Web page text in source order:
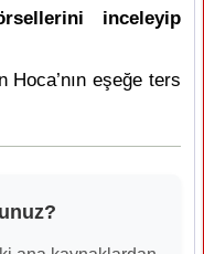
inceleyip
eşeğe ters